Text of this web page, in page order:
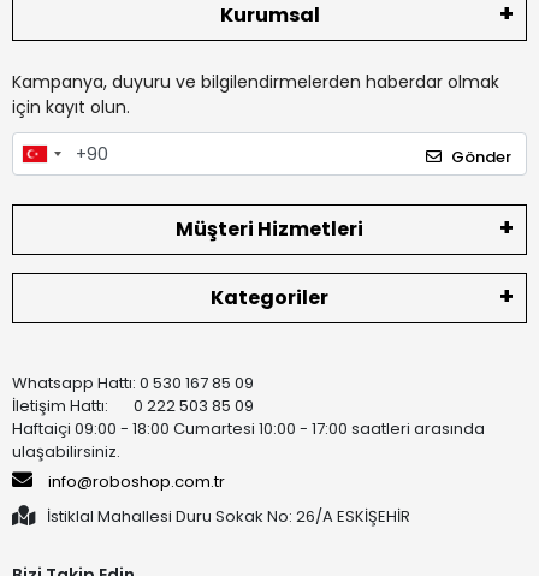
Kurumsal
Kampanya, duyuru ve bilgilendirmelerden haberdar olmak
için kayıt olun.
Gönder
Müşteri Hizmetleri
Kategoriler
Whatsapp Hattı: 0 530 167 85 09
İletişim Hattı: 0 222 503 85 09
Haftaiçi 09:00 - 18:00 Cumartesi 10:00 - 17:00 saatleri arasında
ulaşabilirsiniz.
info@roboshop.com.tr
İstiklal Mahallesi Duru Sokak No: 26/A ESKİŞEHİR